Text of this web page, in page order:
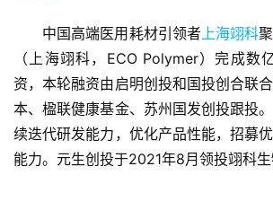
中国高端医用耗材引领者上海翊科
（上海翊科，ECO Polymer）完成数
资，本轮融资由启明创投和国投创合联
本、楹联健康基金、苏州国发创投跟投
续迭代研发能力，优化产品性能，招募
能力。元生创投于2021年8月领投翊科生